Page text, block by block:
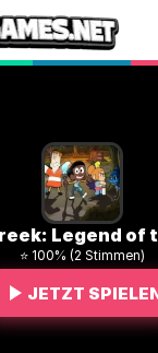
Legend of
⭐ 100% (2 Stimmen)
JETZT